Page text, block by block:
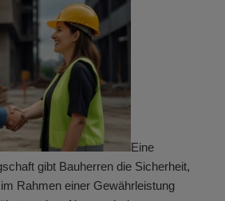
Eine
gibt Bauherren die Sicherheit,
Rahmen einer Gewährleistung